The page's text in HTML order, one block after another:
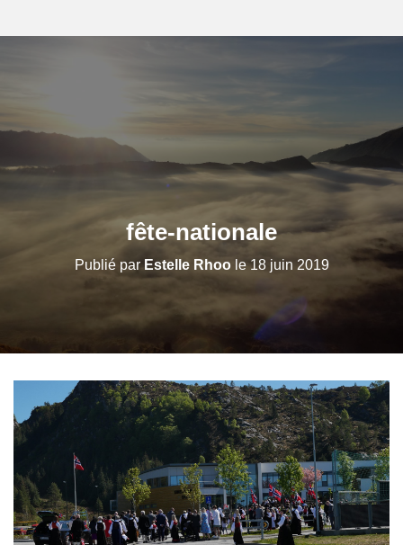
fête-nationale
Publié parEstelle Rhoole18 juin 2019